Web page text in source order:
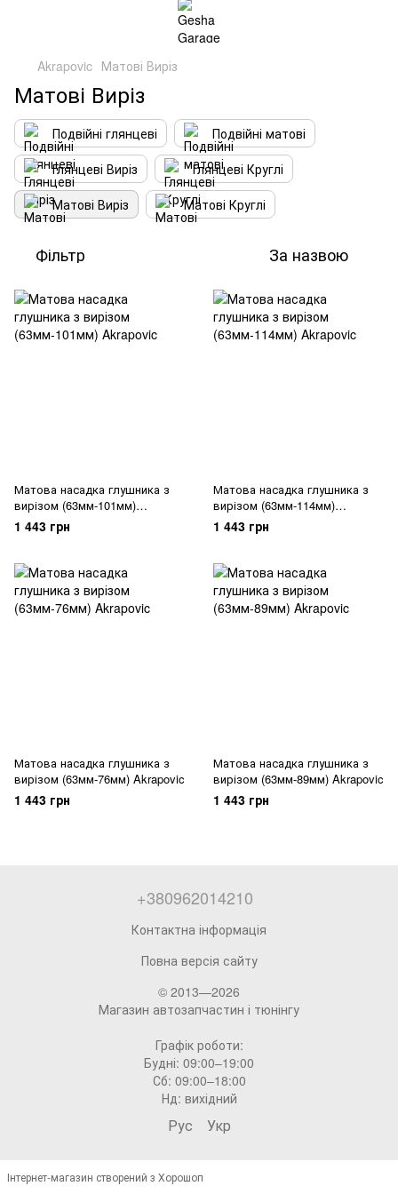
Akrapovic Матові Виріз
Матові Виріз
Подвійні глянцеві
Подвійні матові
Глянцеві Виріз
Глянцеві Круглі
Матові Виріз
Матові Круглі
Фільтр За назвою
Матова насадка глушника з
вирізом (63мм-101мм)
Akrapovic
1 443 грн
Матова насадка глушника з
вирізом (63мм-114мм)
Akrapovic
1 443 грн
Матова насадка глушника з
вирізом (63мм-76мм) Akrapovic
1 443 грн
Матова насадка глушника з
вирізом (63мм-89мм) Akrapovic
1 443 грн
+380962014210
Контактна інформація
Повна версія сайту
© 2013—2026
Магазин автозапчастин і тюнінгу
Графік роботи:
Будні: 09:00–19:00
Сб: 09:00–18:00
Нд: вихідний
Рус Укр
Інтернет-магазин створений з Хорошоп